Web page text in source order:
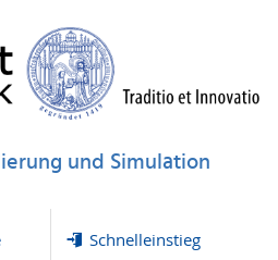
und Simulation
Schnelleinstieg